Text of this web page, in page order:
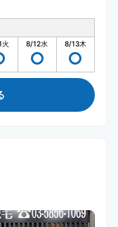
火 8/12水 8/13木